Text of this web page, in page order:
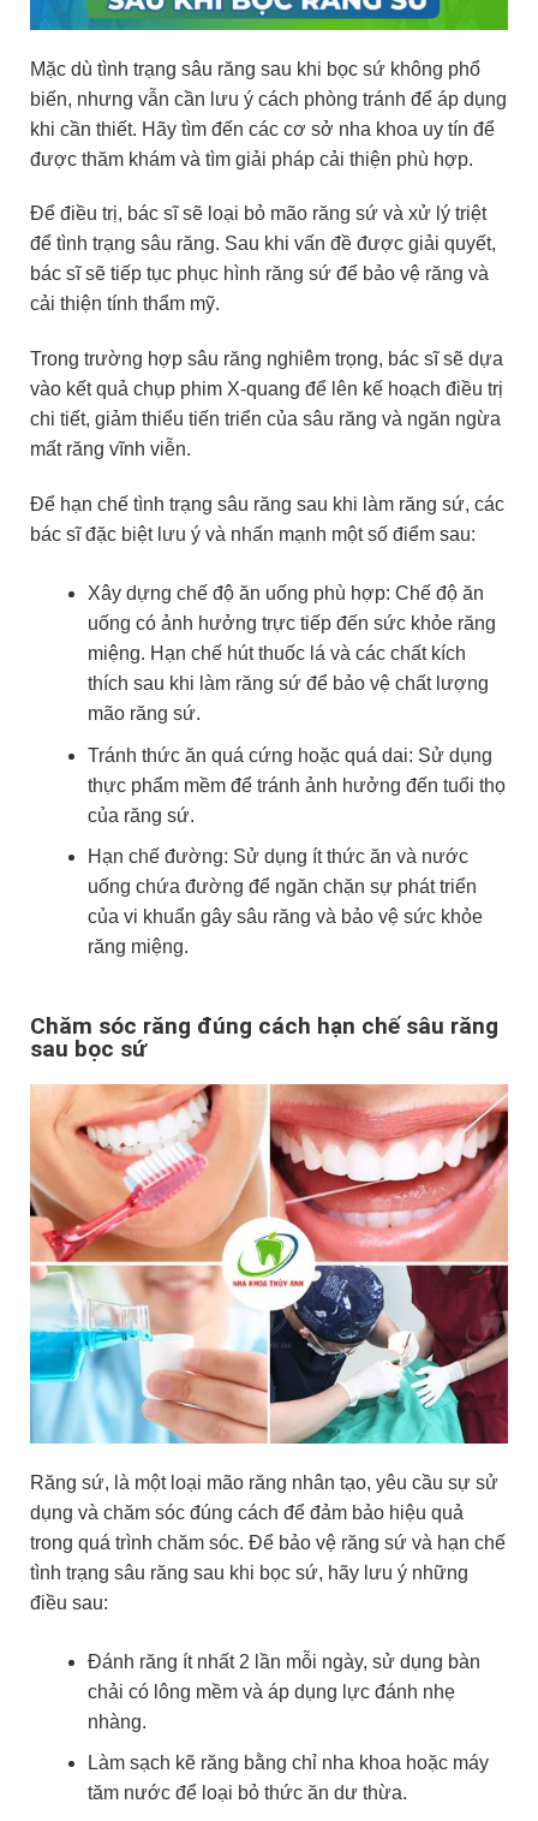
Mặc dù tình trạng sâu răng sau khi bọc sứ không phổ
biến, nhưng vẫn cần lưu ý cách phòng tránh để áp dụng
khi cần thiết. Hãy tìm đến các cơ sở nha khoa uy tín để
được thăm khám và tìm giải pháp cải thiện phù hợp.
Để điều trị, bác sĩ sẽ loại bỏ mão răng sứ và xử lý triệt
để tình trạng sâu răng. Sau khi vấn đề được giải quyết,
bác sĩ sẽ tiếp tục phục hình răng sứ để bảo vệ răng và
cải thiện tính thẩm mỹ.
Trong trường hợp sâu răng nghiêm trọng, bác sĩ sẽ dựa
vào kết quả chụp phim X-quang để lên kế hoạch điều trị
chi tiết, giảm thiểu tiến triển của sâu răng và ngăn ngừa
mất răng vĩnh viễn.
Để hạn chế tình trạng sâu răng sau khi làm răng sứ, các
bác sĩ đặc biệt lưu ý và nhấn mạnh một số điểm sau:
Xây dựng chế độ ăn uống phù hợp: Chế độ ăn
uống có ảnh hưởng trực tiếp đến sức khỏe răng
miệng. Hạn chế hút thuốc lá và các chất kích
thích sau khi làm răng sứ để bảo vệ chất lượng
mão răng sứ.
Tránh thức ăn quá cứng hoặc quá dai: Sử dụng
thực phẩm mềm để tránh ảnh hưởng đến tuổi thọ
của răng sứ.
Hạn chế đường: Sử dụng ít thức ăn và nước
uống chứa đường để ngăn chặn sự phát triển
của vi khuẩn gây sâu răng và bảo vệ sức khỏe
răng miệng.
Chăm sóc răng đúng cách hạn chế sâu răng
sau bọc sứ
Răng sứ, là một loại mão răng nhân tạo, yêu cầu sự sử
dụng và chăm sóc đúng cách để đảm bảo hiệu quả
trong quá trình chăm sóc. Để bảo vệ răng sứ và hạn chế
tình trạng sâu răng sau khi bọc sứ, hãy lưu ý những
điều sau:
Đánh răng ít nhất 2 lần mỗi ngày, sử dụng bàn
chải có lông mềm và áp dụng lực đánh nhẹ
nhàng.
Làm sạch kẽ răng bằng chỉ nha khoa hoặc máy
tăm nước để loại bỏ thức ăn dư thừa.